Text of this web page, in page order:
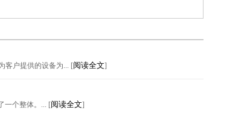
客户提供的设备为... [阅读全文]
一个整体。... [阅读全文]